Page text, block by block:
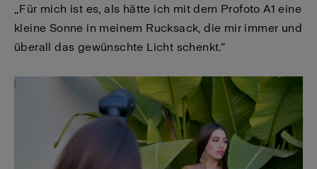
„Für mich ist es, als hätte ich mit dem Profoto A1 eine
kleine Sonne in meinem Rucksack, die mir immer und
überall das gewünschte Licht schenkt.“